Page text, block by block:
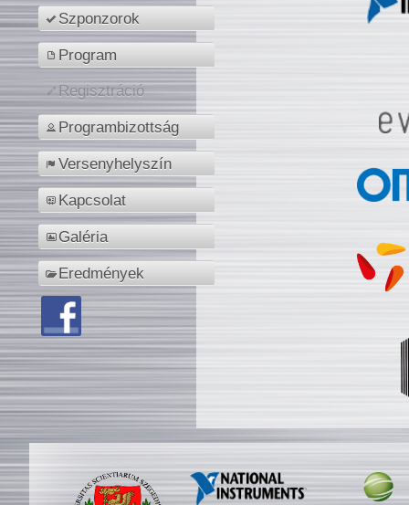
Szponzorok
Program
Regisztráció
Programbizottság
Versenyhelyszín
Kapcsolat
Galéria
Eredmények